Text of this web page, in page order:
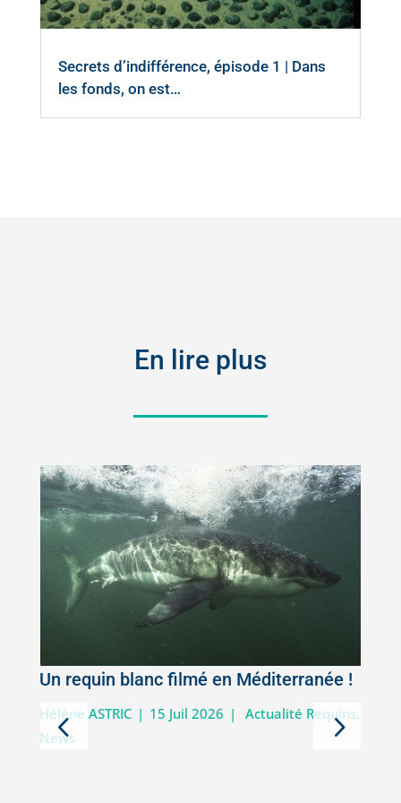
Secrets d’indifférence, épisode 1 | Dans
les fonds, on est…
En lire plus
Un requin blanc filmé en Méditerranée !
Hélène ASTRIC | 15 Juil 2026 | Actualité Requins,
News